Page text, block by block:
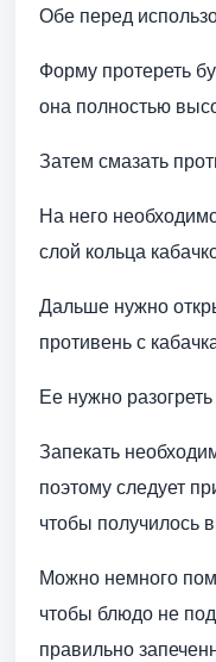
Обе перед
Форму протереть
она полностью
Затем смазать
На него
слой кольца
Дальше нужно
противень с
Ее нужно
Запекать
поэтому следует
чтобы получилось
Можно немного
чтобы блюдо не
правильно